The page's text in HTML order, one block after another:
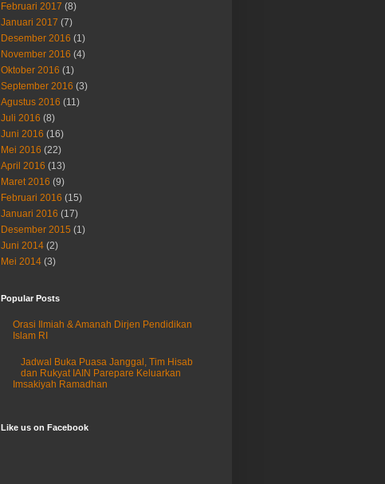
Februari 2017 (8)
Januari 2017 (7)
Desember 2016 (1)
November 2016 (4)
Oktober 2016 (1)
September 2016 (3)
Agustus 2016 (11)
Juli 2016 (8)
Juni 2016 (16)
Mei 2016 (22)
April 2016 (13)
Maret 2016 (9)
Februari 2016 (15)
Januari 2016 (17)
Desember 2015 (1)
Juni 2014 (2)
Mei 2014 (3)
Popular Posts
Orasi Ilmiah & Amanah Dirjen Pendidikan
Islam RI
Jadwal Buka Puasa Janggal, Tim Hisab
dan Rukyat IAIN Parepare Keluarkan
Imsakiyah Ramadhan
Like us on Facebook